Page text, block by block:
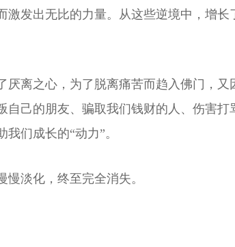
发出无比的力量。从这些逆境中，增
离之心，为了脱离痛苦而趋入佛门，
己的朋友、骗取我们钱财的人、伤害
们成长的“动力”。
淡化，终至完全消失。